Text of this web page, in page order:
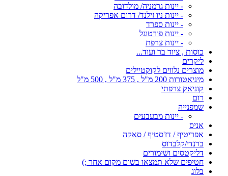
- יינות גרמניה/ מולדובה
- יינות ניו זילנד/ דרום אפריקה
- יינות ספרד
- יינות פורטוגל
- יינות צרפת
כוסות , ציוד בר ועוד...
ליקרים
מוצרים נלווים לקוקטיילים
מיניאטורות 200 מ"ל , 375 מ"ל , 500 מ"ל
קוניאק צרפתי
רום
שמפנייה
- יינות מבעבעים
אניס
אפריטיף / דז'סטיף / סאקה
ברנדי/קלבדוס
דליקטסים ושימורים
חטיפים שלא תמצאו בשום מקום אחר ;)
בלוג